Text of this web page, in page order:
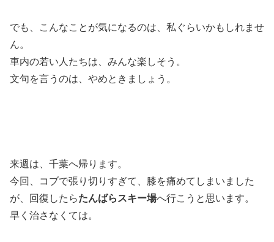
でも、こんなことが気になるのは、私ぐらいかもしれませ
ん。
車内の若い人たちは、みんな楽しそう。
文句を言うのは、やめときましょう。
来週は、千葉へ帰ります。
今回、コブで張り切りすぎて、膝を痛めてしまいました
が、回復したらたんばらスキー場へ行こうと思います。
早く治さなくては。